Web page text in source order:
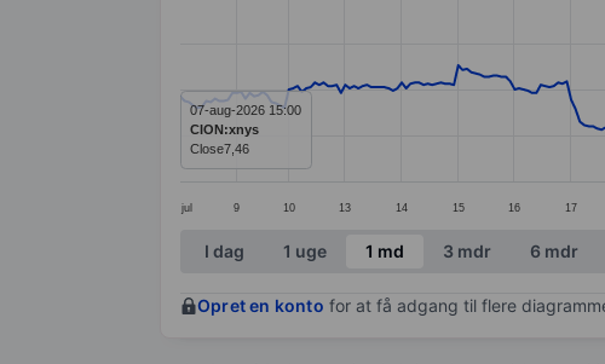
The chart has 1 Y axis displaying values.
jul 9 10 13 14 15 16 17
07-aug-2026 15:00
CION:xnys
Close7,46
End of interactive chart.
I dag 1 uge 1 md 3 mdr 6 mdr
Opret en konto for at få adgang til flere